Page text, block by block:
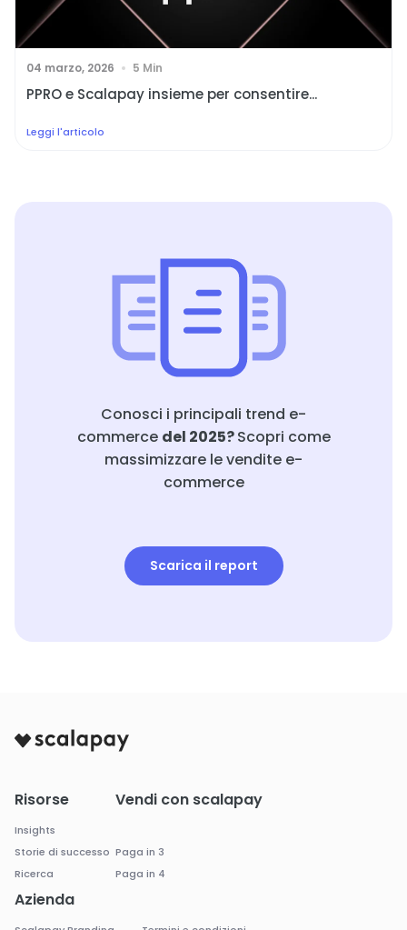
04 marzo, 2026 5 Min
PPRO e Scalapay insieme per consentire...
Leggi l'articolo
Conosci i principali trend e-
commerce del 2025?Scopri come
massimizzare le vendite e-
commerce
Scarica il report
Risorse
Insights
Storie di successo
Ricerca
Vendi con scalapay
Paga in 3
Paga in 4
Azienda